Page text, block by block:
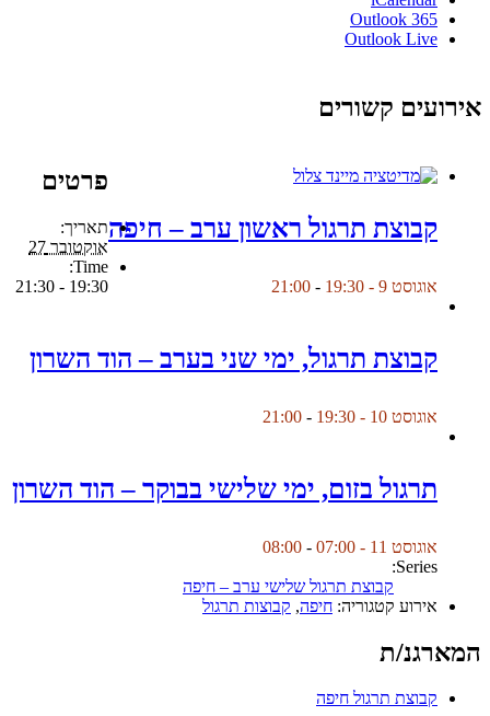
Outlook 365
Outlook Live
אירועים קשורים
קבוצת תרגול ראשון ערב – חיפה
אוגוסט 9 - 19:30 -
21:00
קבוצת תרגול, ימי שני בערב – הוד השרון
אוגוסט 10 - 19:30 -
21:00
תרגול בזום, ימי שלישי בבוקר – הוד השרון
אוגוסט 11 - 07:00 -
08:00
פרטים
תאריך:
אוקטובר 27
Time:
19:30 - 21:30
Series:
קבוצת תרגול שלישי ערב – חיפה
אירוע קטגוריה: חיפה, קבוצות תרגול
המארגנ/ת
קבוצת תרגול חיפה